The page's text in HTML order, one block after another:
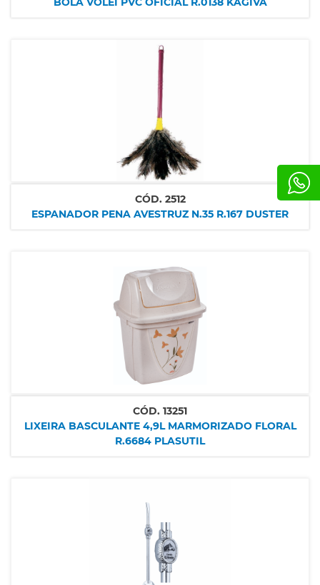
CÓD. 2512
ESPANADOR PENA AVESTRUZ N.35 R.167 DUSTER
CÓD. 13251
LIXEIRA BASCULANTE 4,9L MARMORIZADO FLORAL
R.6684 PLASUTIL